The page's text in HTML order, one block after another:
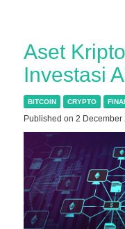
Aset
Investasi
BITCOIN CRYPTO
Published on 2 December